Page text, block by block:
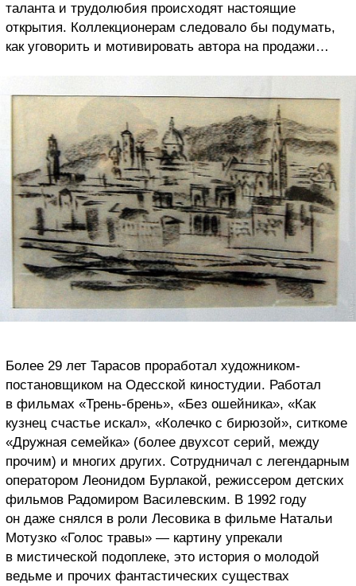
таланта и трудолюбия происходят настоящие
открытия. Коллекционерам следовало бы подумать,
как уговорить и мотивировать автора на продажи…
Более 29 лет Тарасов проработал художником-
постановщиком на Одесской киностудии. Работал
в фильмах «Трень-брень», «Без ошейника», «Как
кузнец счастье искал», «Колечко с бирюзой», ситкоме
«Дружная семейка» (более двухсот серий, между
прочим) и многих других. Сотрудничал с легендарным
оператором Леонидом Бурлакой, режиссером детских
фильмов Радомиром Василевским. В 1992 году
он даже снялся в роли Лесовика в фильме Натальи
Мотузко «Голос травы» — картину упрекали
в мистической подоплеке, это история о молодой
ведьме и прочих фантастических существах